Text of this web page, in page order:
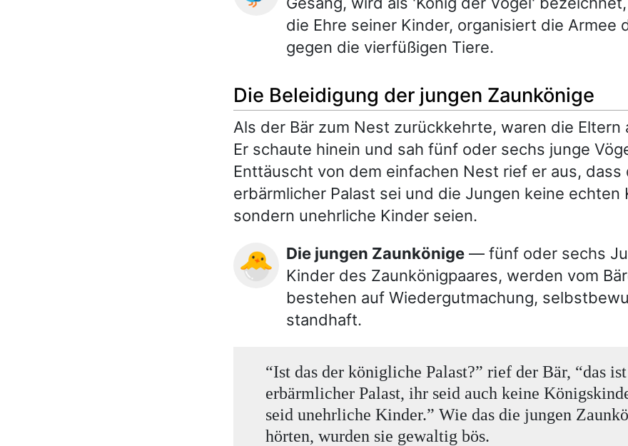
die Ehre seiner Kinder, organisiert die Armee
gegen die vierfüßigen Tiere.
Die Beleidigung der jungen Zaunkönige
Als der Bär zum Nest zurückkehrte, waren die Eltern
Er schaute hinein und sah fünf oder sechs junge
Enttäuscht von dem einfachen Nest rief er aus, dass
erbärmlicher Palast sei und die Jungen keine echten
sondern unehrliche Kinder seien.
🐣 Die jungen Zaunkönige — fünf oder sechs
Kinder des Zaunkönigpaares, werden vom
bestehen auf Wiedergutmachung,
standhaft.
“Ist das der königliche Palast?” rief der Bär, “das
erbärmlicher Palast, ihr seid auch keine
seid unehrliche Kinder.” Wie das die jungen
hörten, wurden sie gewaltig bös.